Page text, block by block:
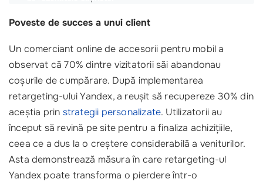
Poveste de succes a unui client
Un comerciant online de accesorii pentru mobil a
observat că 70% dintre vizitatorii săi abandonau
coșurile de cumpărare. După implementarea
retargeting-ului Yandex, a reușit să recupereze 30% din
aceștia prin strategii personalizate. Utilizatorii au
început să revină pe site pentru a finaliza achizițiile,
ceea ce a dus la o creștere considerabilă a veniturilor.
Asta demonstrează măsura în care retargeting-ul
Yandex poate transforma o pierdere într-o